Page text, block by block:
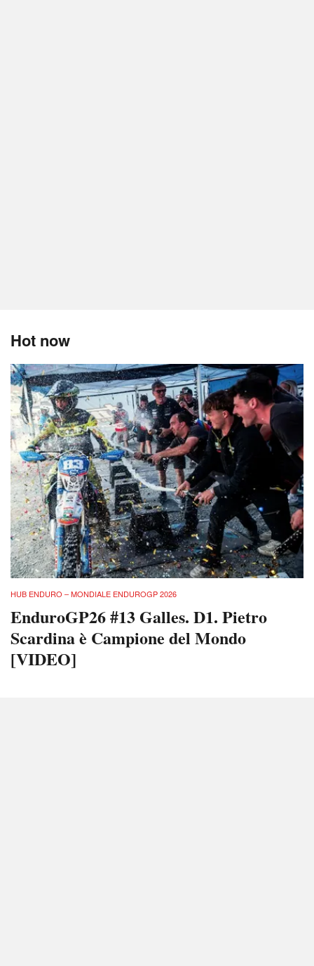
Hot now
HUB ENDURO – MONDIALE ENDUROGP 2026
EnduroGP26 #13 Galles. D1. Pietro
Scardina è Campione del Mondo
[VIDEO]